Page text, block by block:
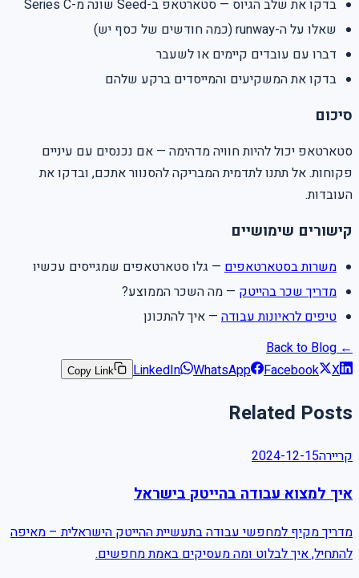
בדקו את שלב הגיוס — סטארטאפ ב-Seed שונה מ-Series C
שאלו על ה-runway (כמה חודשים של כסף יש)
דברו עם עובדים קיימים או לשעבר
בדקו את המשקיעים והמייסדים ברקע שלהם
סיכום
סטארטאפ יכול להיות חוויה מדהימה — אם נכנסים עם עיניים
פקוחות. אל תתנו לתדמית המבריקה להסנוור אתכם, ובדקו את
העובדות.
קישורים שימושיים
משרות בסטארטאפים — גלו סטארטאפים שמגייסים עכשיו
מדריך שכר בהייטק — מה השכר הממוצע?
טיפים לראיונות עבודה — איך להתכונן
← Back to Blog
LinkedIn
WhatsApp Facebook X
Copy Link
Related Posts
קריירה2024-12-15
איך למצוא עבודה בהייטק בישראל
מדריך מקיף למחפשי עבודה בתעשיית ההייטק הישראלית – מאיפה
להתחיל, איך לבלוט ומה מעסיקים באמת מחפשים.